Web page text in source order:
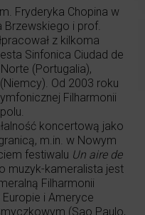
Fryderyka Chopina w
Brzewskiego i prof.
z kilkoma
Sinfonica Ciudad de
(Portugalia),
Od 2003 roku
Filharmonii
koncertową jako
m.in. w Nowym
festiwalu Un aire de
muzyk-kameralista jest
Filharmonii
i Ameryce
(Sao Paulo,